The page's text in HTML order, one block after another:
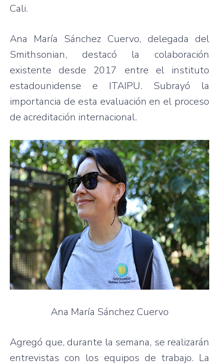
Cali.
Ana María Sánchez Cuervo, delegada del
Smithsonian, destacó la colaboración
existente desde 2017 entre el instituto
estadounidense e ITAIPU. Subrayó la
importancia de esta evaluación en el proceso
de acreditación internacional.
Ana María Sánchez Cuervo
Agregó que, durante la semana, se realizarán
entrevistas con los equipos de trabajo. La